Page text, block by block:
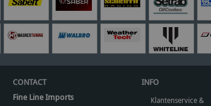
CONTACT
Fine Line Imports
INFO
Klantenservice &